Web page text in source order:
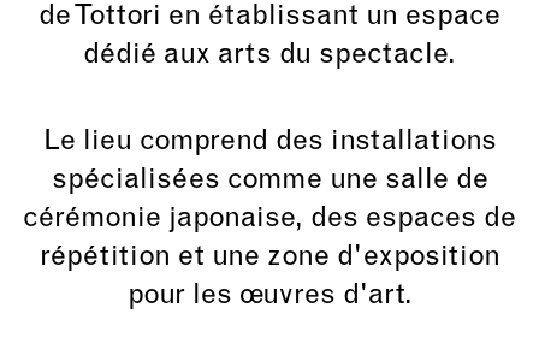
de Tottori en établissant un espace
dédié aux arts du spectacle.
Le lieu comprend des installations
spécialisées comme une salle de
cérémonie japonaise, des espaces de
répétition et une zone d'exposition
pour les œuvres d'art.